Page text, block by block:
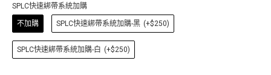
SPLC快速綁帶系統加購
不加購 SPLC快速綁帶系統加購-黑 (+$250)
SPLC快速綁帶系統加購-白 (+$250)